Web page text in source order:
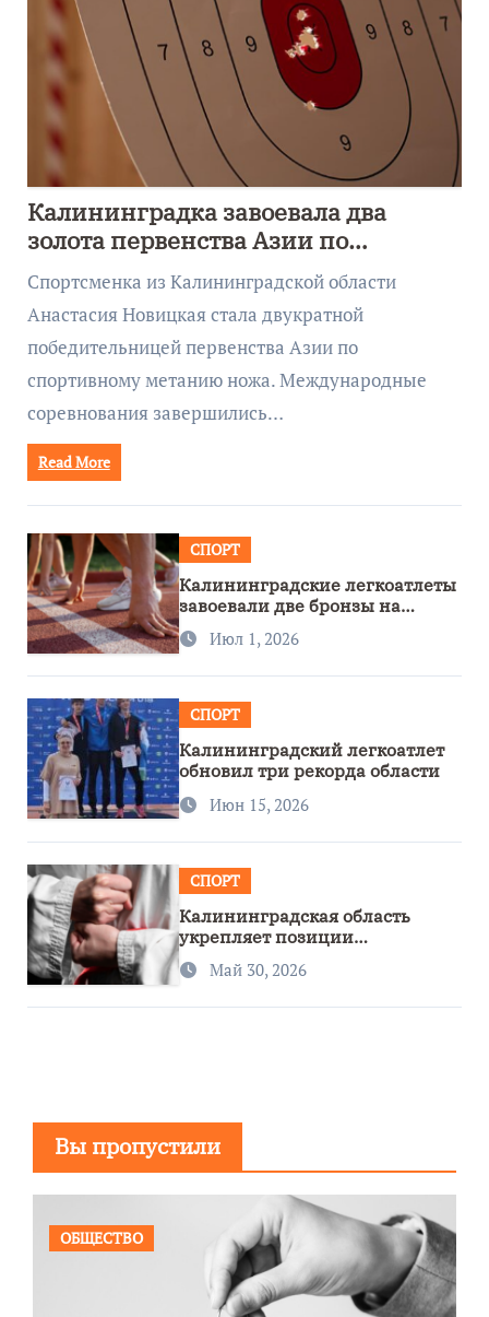
Калининградка завоевала два
золота первенства Азии по
метанию ножа
Спортсменка из Калининградской области
Анастасия Новицкая стала двукратной
победительницей первенства Азии по
спортивному метанию ножа. Международные
соревнования завершились…
Read More
СПОРТ
Калининградские легкоатлеты
завоевали две бронзы на
первенстве России
Июл 1, 2026
СПОРТ
Калининградский легкоатлет
обновил три рекорда области
Июн 15, 2026
СПОРТ
Калининградская область
укрепляет позиции
спортивного региона
Май 30, 2026
Вы пропустили
ОБЩЕСТВО